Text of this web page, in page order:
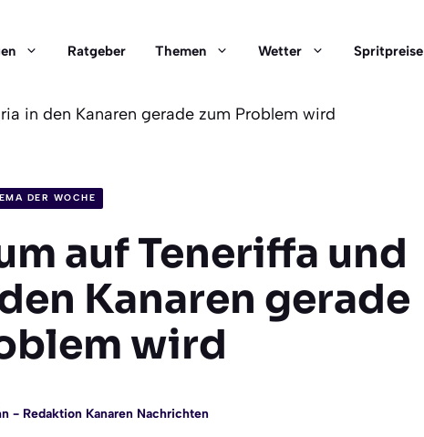
Ratgeber Themen Wetter Spritpreise
in den Kanaren gerade zum Problem wird
DER WOCHE
auf Teneriffa und
Kanaren gerade
wird
- Redaktion Kanaren Nachrichten